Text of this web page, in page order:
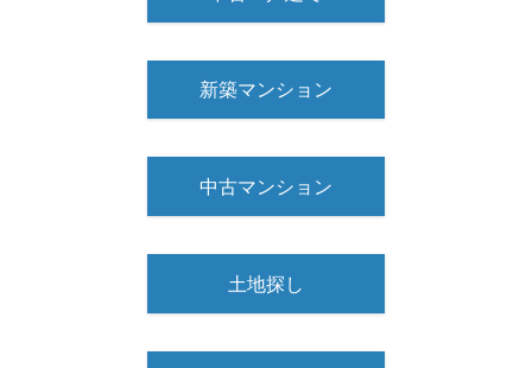
新築マンション
中古マンション
土地探し